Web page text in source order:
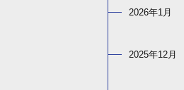
2026年1月
2025年12月